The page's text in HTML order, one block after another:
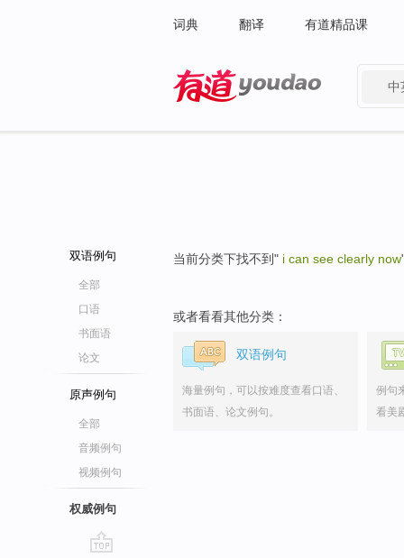
词典 翻译 有道精品课
中
双语例句
全部
口语
书面语
论文
原声例句
全部
音频例句
视频例句
权威例句
当前分类下找不到" i can see clearly now
或者看看其他分类：
双语例句
海量例句，可以按难度查看口语、
书面语、论文例句。
例句
看美